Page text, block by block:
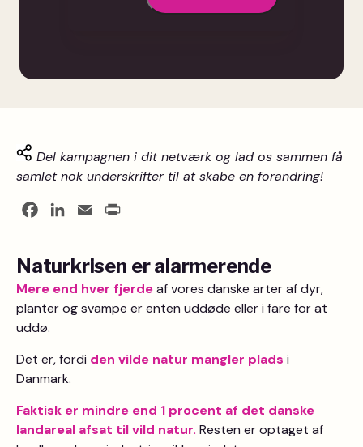
Del kampagnen i dit netværk og lad os sammen få
samlet nok underskrifter til at skabe en forandring!
FacebookLinkedIn
Email Print
Naturkrisen er alarmerende
Mere end hver fjerdeaf vores danske arter af dyr,
planter og svampe er enten uddøde eller i fare for at
uddø.
Det er, fordi den vilde natur mangler plads i
Danmark.
Faktisk er mindre end 1 procent af det danske
landareal afsat til vild natur. Resten er optaget af